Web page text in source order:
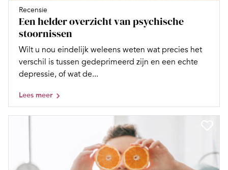
Recensie
Een helder overzicht van psychische
stoornissen
Wilt u nou eindelijk weleens weten wat precies het
verschil is tussen gedeprimeerd zijn en een echte
depressie, of wat de...
Lees meer